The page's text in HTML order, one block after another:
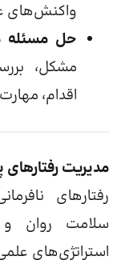
واکنش‌های
حل مسئله
مشکل،
اقدام،
مدیریت رفتارهای
رفتارهای
سلامت روان و
استراتژی‌های